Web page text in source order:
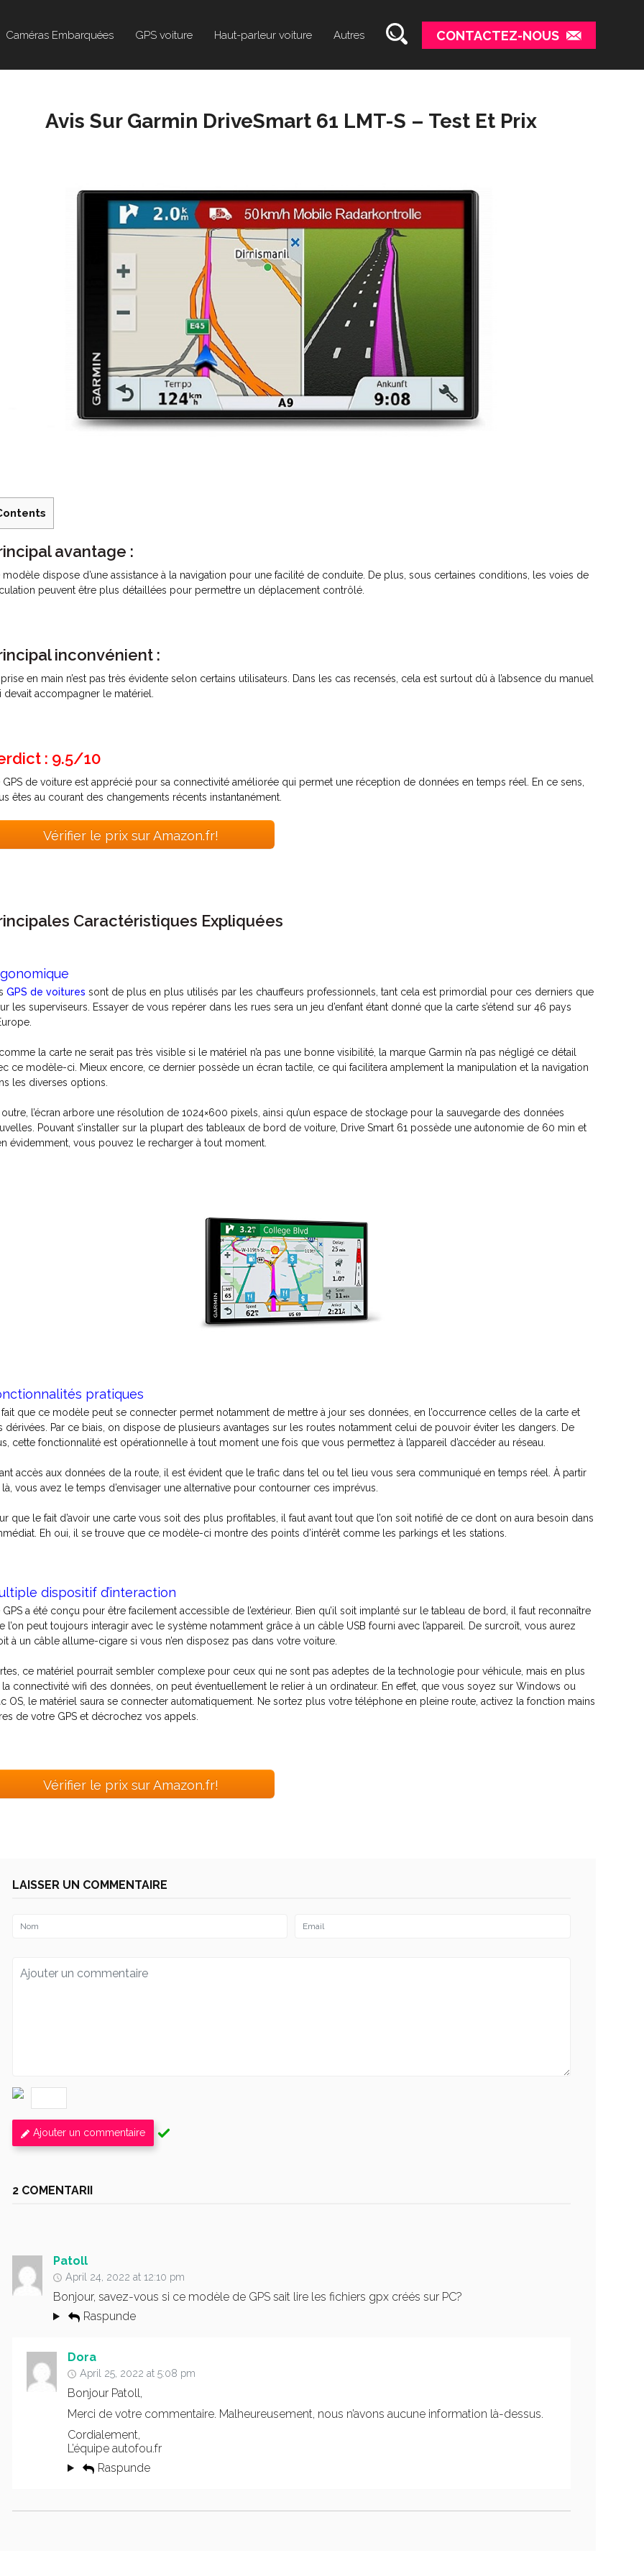
Caméras Embarquées GPS voiture Haut-parleur voiture Autres CONTACTEZ-NOUS
Avis Sur Garmin DriveSmart 61 LMT-S – Test Et Prix
avantage :
modèle dispose d’une assistance à la navigation pour une facilité de conduite. De plus, sous certaines conditions, les voies de
peuvent être plus détaillées pour permettre un déplacement contrôlé.
inconvénient :
prise en main n’est pas très évidente selon certains utilisateurs. Dans les cas recensés, cela est surtout dû à l’absence du manuel
devait accompagner le matériel.
: 9.5/10
GPS de voiture est apprécié pour sa connectivité améliorée qui permet une réception de données en temps réel. En ce sens,
êtes au courant des changements récents instantanément.
Vérifier le prix sur Amazon.fr!
Caractéristiques Expliquées
GPS de voitures sont de plus en plus utilisés par les chauffeurs professionnels, tant cela est primordial pour ces derniers que
les superviseurs. Essayer de vous repérer dans les rues sera un jeu d’enfant étant donné que la carte s’étend sur 46 pays
la carte ne serait pas très visible si le matériel n’a pas une bonne visibilité, la marque Garmin n’a pas négligé ce détail
ce modèle-ci. Mieux encore, ce dernier possède un écran tactile, ce qui facilitera amplement la manipulation et la navigation
les diverses options.
outre, l’écran arbore une résolution de 1024×600 pixels, ainsi qu’un espace de stockage pour la sauvegarde des données
Pouvant s’installer sur la plupart des tableaux de bord de voiture, Drive Smart 61 possède une autonomie de 60 min et
évidemment, vous pouvez le recharger à tout moment.
pratiques
fait que ce modèle peut se connecter permet notamment de mettre à jour ses données, en l’occurrence celles de la carte et
dérivées. Par ce biais, on dispose de plusieurs avantages sur les routes notamment celui de pouvoir éviter les dangers. De
cette fonctionnalité est opérationnelle à tout moment une fois que vous permettez à l’appareil d’accéder au réseau.
accès aux données de la route, il est évident que le trafic dans tel ou tel lieu vous sera communiqué en temps réel. À partir
là, vous avez le temps d’envisager une alternative pour contourner ces imprévus.
que le fait d’avoir une carte vous soit des plus profitables, il faut avant tout que l’on soit notifié de ce dont on aura besoin dans
Eh oui, il se trouve que ce modèle-ci montre des points d’intérêt comme les parkings et les stations.
dispositif d’interaction
GPS a été conçu pour être facilement accessible de l’extérieur. Bien qu’il soit implanté sur le tableau de bord, il faut reconnaître
l’on peut toujours interagir avec le système notamment grâce à un câble USB fourni avec l’appareil. De surcroît, vous aurez
à un câble allume-cigare si vous n’en disposez pas dans votre voiture.
ce matériel pourrait sembler complexe pour ceux qui ne sont pas adeptes de la technologie pour véhicule, mais en plus
la connectivité wifi des données, on peut éventuellement le relier à un ordinateur. En effet, que vous soyez sur Windows ou
OS, le matériel saura se connecter automatiquement. Ne sortez plus votre téléphone en pleine route, activez la fonction mains
de votre GPS et décrochez vos appels.
Vérifier le prix sur Amazon.fr!
LAISSER UN COMMENTAIRE
Ajouter un commentaire
2 COMENTARII
Patoll
April 24, 2022 at 12:10 pm
Bonjour, savez-vous si ce modèle de GPS sait lire les fichiers gpx créés sur PC?
Raspunde
Dora
April 25, 2022 at 5:08 pm
Bonjour Patoll,
Merci de votre commentaire. Malheureusement, nous n’avons aucune information là-dessus.
Cordialement,
L’équipe autofou.fr
Raspunde